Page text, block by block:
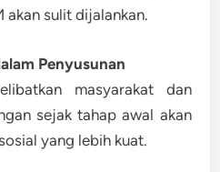
akan sulit dijalankan.
Penyusunan
masyarakat dan
sejak tahap awal akan
yang lebih kuat.